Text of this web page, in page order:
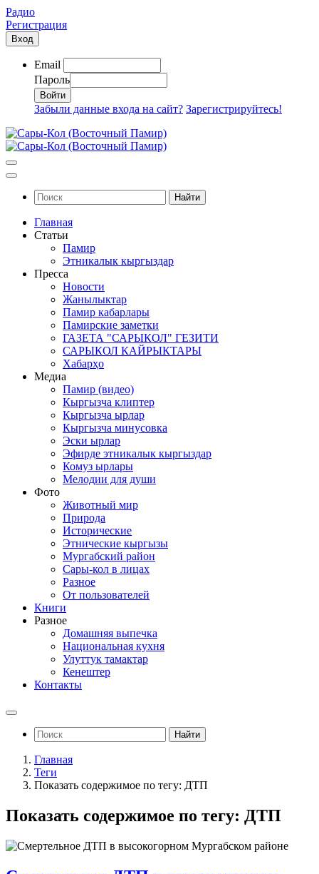
Радио
Регистрация
Вход
Email
Пароль
Забыли данные входа на сайт? Зарегистрируйтесь!
Найти
Главная
Статьи
Памир
Этникалык кыргыздар
Пресса
Новости
Жанылыктар
Памир кабарлары
Памирские заметки
ГАЗЕТА "САРЫКОЛ" ГЕЗИТИ
САРЫКОЛ КАЙРЫКТАРЫ
Хабарҳо
Медиа
Памир (видео)
Кыргызча клиптер
Кыргызча ырлар
Кыргызча минусовка
Эски ырлар
Эфирде этникалык кыргыздар
Комуз ырлары
Мелодии для души
Фото
Животный мир
Природа
Исторические
Этнические кыргызы
Мургабский район
Сары-кол в лицах
Разное
От пользователей
Книги
Разное
Домашняя выпечка
Национальная кухня
Улуттук тамактар
Кенештер
Контакты
Найти
Главная
Теги
Показать содержимое по тегу: ДТП
Показать содержимое по тегу: ДТП